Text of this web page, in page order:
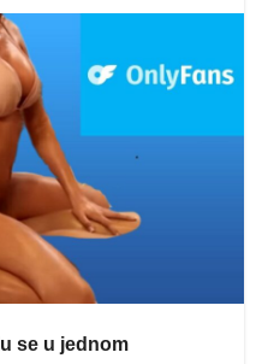
se u jednom